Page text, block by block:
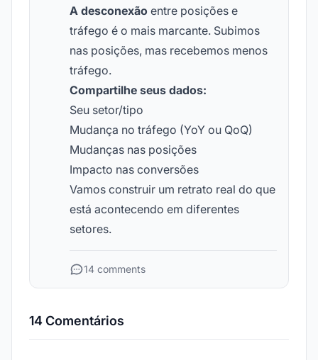
A desconexão entre posições e
tráfego é o mais marcante. Subimos
nas posições, mas recebemos menos
tráfego.
Compartilhe seus dados:
Seu setor/tipo
Mudança no tráfego (YoY ou QoQ)
Mudanças nas posições
Impacto nas conversões
Vamos construir um retrato real do que
está acontecendo em diferentes
setores.
14 comments
14 Comentários